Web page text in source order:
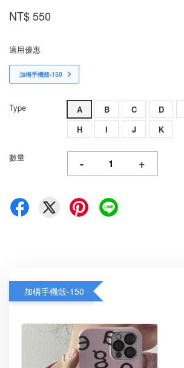
NT$ 550
適用優惠
加構手機殼-150
Type A B C D
H
I J K
數量 - +
加構手機殼-150